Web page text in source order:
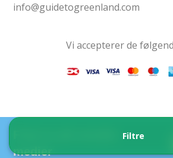
Filtre
info@guidetogreenland.com
Vi accepterer de
medier